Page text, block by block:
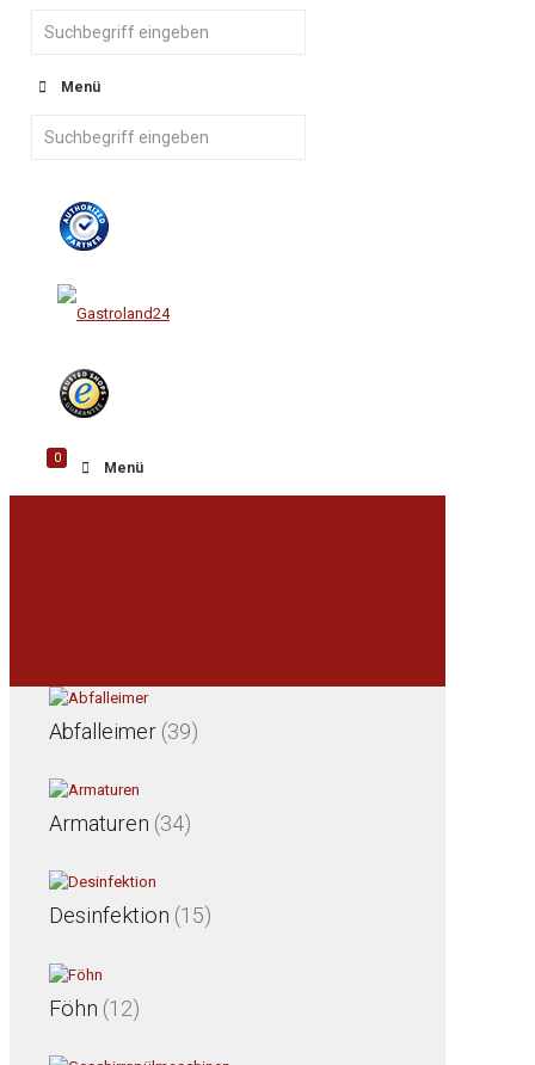
Menü
0
Menü
Abfalleimer (39)
Armaturen (34)
Desinfektion (15)
Föhn (12)